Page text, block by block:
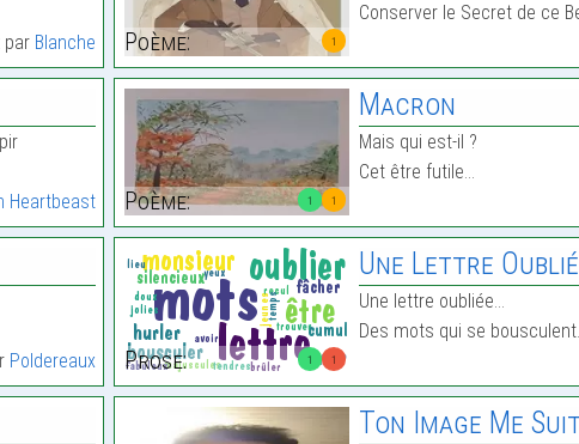
par Blanche 1
Poème:
Conserver le Secret de ce
Heartbeast 1 1
Poème:
Macron
Mais qui est-il ?
Cet être futile…
Poldereaux 1 1
Prose:
Une Lettre
Une lettre oubliée…
Des mots qui se
Ton Image Me